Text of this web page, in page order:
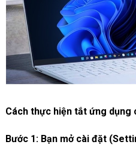
Cách thực hiện tắt ứng dụng
Bước 1: Bạn mở cài đặt